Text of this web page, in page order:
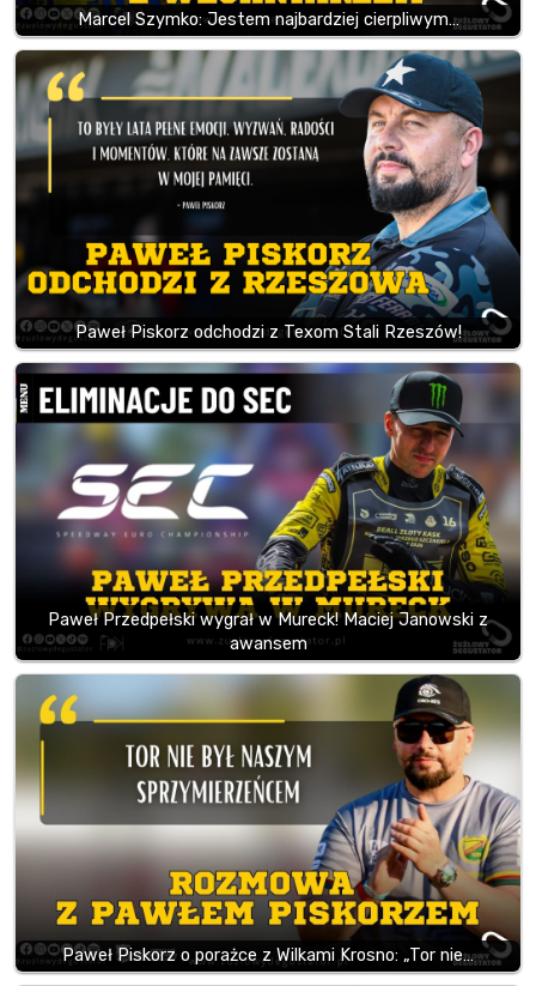
Marcel Szymko: Jestem najbardziej cierpliwym…
Paweł Piskorz odchodzi z Texom Stali Rzeszów!
Paweł Przedpełski wygrał w Mureck! Maciej Janowski z
awansem
Paweł Piskorz o porażce z Wilkami Krosno: „Tor nie…